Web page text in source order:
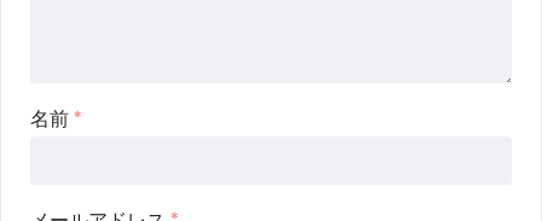
名前 *